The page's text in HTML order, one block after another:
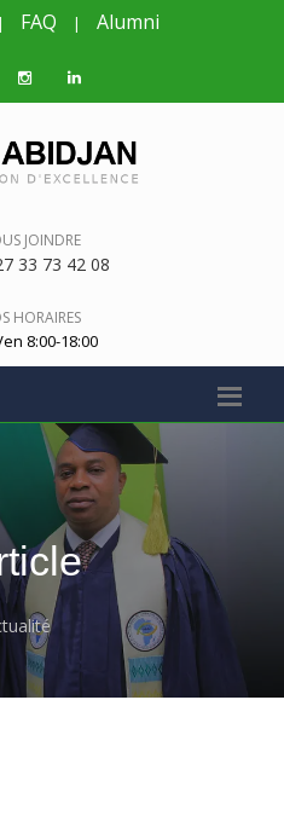
| FAQ | Alumni
JOINDRE
33 73 42 08
HORAIRES
8:00-18:00